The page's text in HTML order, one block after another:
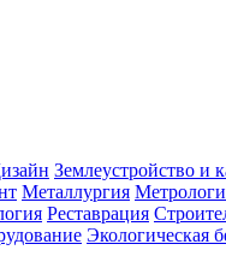
Землеустройство и
Металлургия
Реставрация
Экологическая